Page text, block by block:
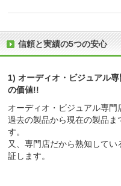
信頼と実績の5つの安心
1) オーディオ・ビジュアル
の価値!!
オーディオ・ビジュアル専門
過去の製品から現在の製品ま
す。
又、専門店だから熟知して
証します。